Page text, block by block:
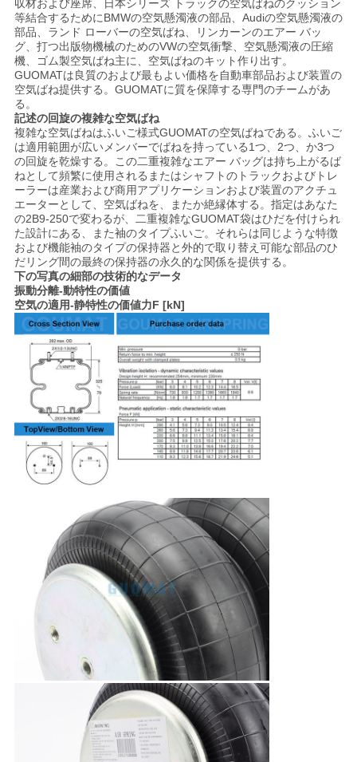
収材および座席、日本シリーズ トラックの空気ばねのクッション
等結合するためにBMWの空気懸濁液の部品、Audiの空気懸濁液の
部品、ランド ローバーの空気ばね、リンカーンのエアー バッ
グ、打つ出版物機械のためのVWの空気衝撃、空気懸濁液の圧縮
機、ゴム製空気ばね主に、空気ばねのキット作り出す。
GUOMATは良質のおよび最もよい価格を自動車部品および装置の
空気ばね提供する。GUOMATに質を保障する専門のチームがあ
る。
記述の回旋の複雑な空気ばね
複雑な空気ばねはふいご様式GUOMATの空気ばねである。ふいご
は適用範囲が広いメンバーでばねを持っている1つ、2つ、か3つ
の回旋を乾燥する。この二重複雑なエアー バッグは持ち上がるば
ねとして頻繁に使用されるまたはシャフトのトラックおよびトレ
ーラーは産業および商用アプリケーションおよび装置のアクチュ
エーターとして、空気ばねを、またか絶縁体する。指定はあなた
の2B9-250で変わるが、二重複雑なGUOMAT袋はひだを付けられ
た設計にある、また袖のタイプふいご。それらは同じような特徴
および機能袖のタイプの保持器と外的で取り替え可能な部品のひ
だリング間の最終の保持器の永久的な関係を提供する。
下の写真の細部の技術的なデータ
振動分離-動特性の価値
空気の適用-静特性の価値力F [kN]